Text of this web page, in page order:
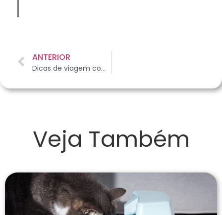
ANTERIOR
Dicas de viagem com pets: destino e chegada
Veja Também